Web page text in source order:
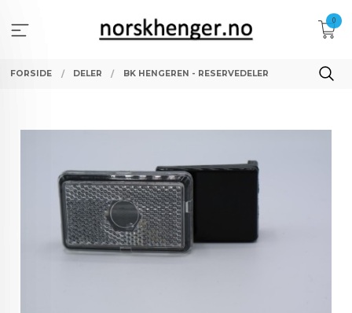
innholdet
0
FORSIDE DELER BK HENGEREN - RESERVEDELER